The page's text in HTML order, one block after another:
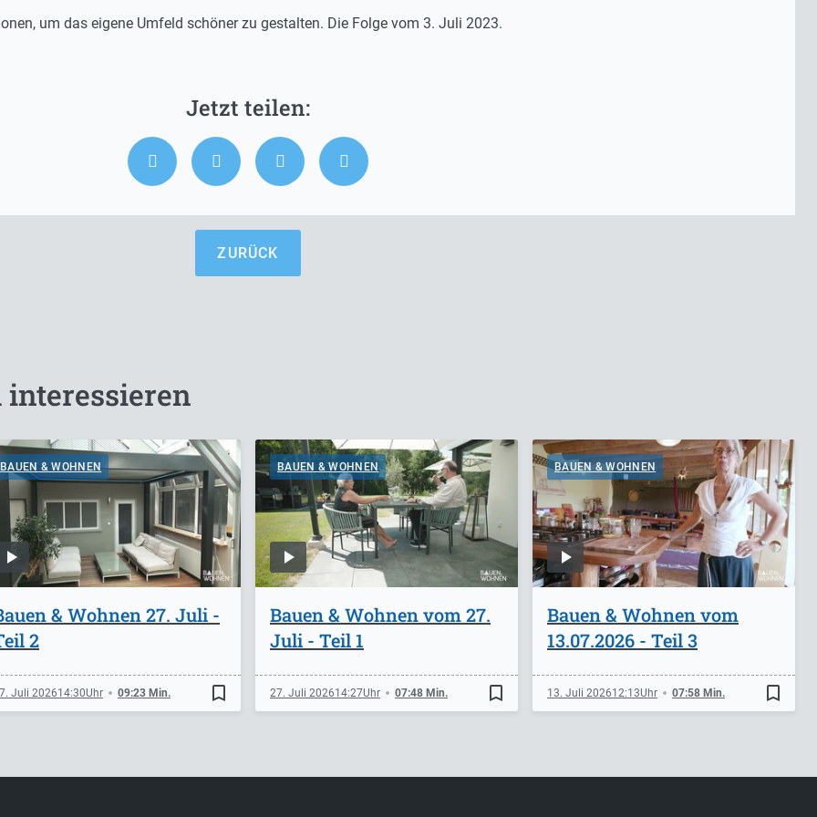
um das eigene Umfeld schöner zu gestalten. Die Folge vom 3. Juli 2023.
ZURÜCK
interessieren
BAUEN & WOHNEN
& Wohnen 27. Juli -
2
Juli 202614:30 09:23 Min. bookmark_border
BAUEN & WOHNEN
Bauen & Wohnen vom 27.
Juli - Teil 1
27. Juli 202614:27 07:48 Min. bookmark_border
BAUEN & WOHNEN
Bauen & Wohnen vom
13.07.2026 - Teil 3
13. Juli 202612:13 07:58 Min. bookmark_border